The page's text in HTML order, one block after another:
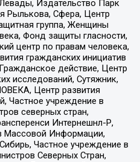
Издательство Парк
Рылькова, Сфера, Центр
группа, Женщины
Фонд защиты гласности,
центр по правам человека,
гражданских инициатив
действие, Центр
исследований, Сутяжник,
Центр развития
Частное учреждение в
северных стран,
Интернешнл-Р,
Массовой Информации,
Частное учреждение в
Северных Стран,